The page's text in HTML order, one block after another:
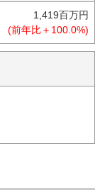
1,419百万円
(前年比＋100.0%)